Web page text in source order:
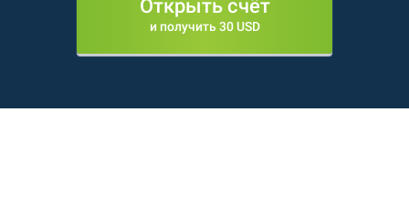
Открыть счёт
и получить 30 USD